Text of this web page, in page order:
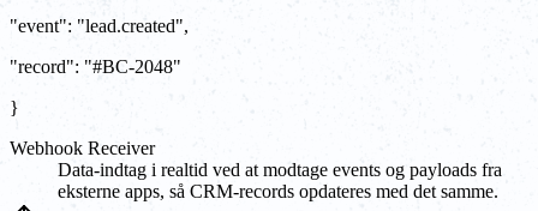
"event": "lead.created",
"record": "#BC-2048"
}
Webhook Receiver
Data-indtag i realtid ved at modtage events og payloads fra
eksterne apps, så CRM-records opdateres med det samme.